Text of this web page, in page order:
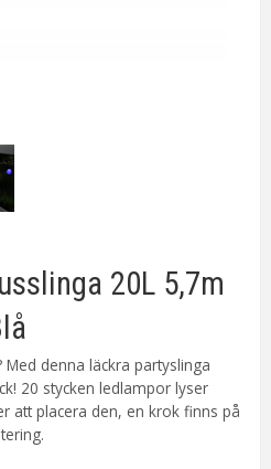
20L 5,7m
denna läckra partyslinga
20 stycken ledlampor lyser
att placera den, en krok finns på